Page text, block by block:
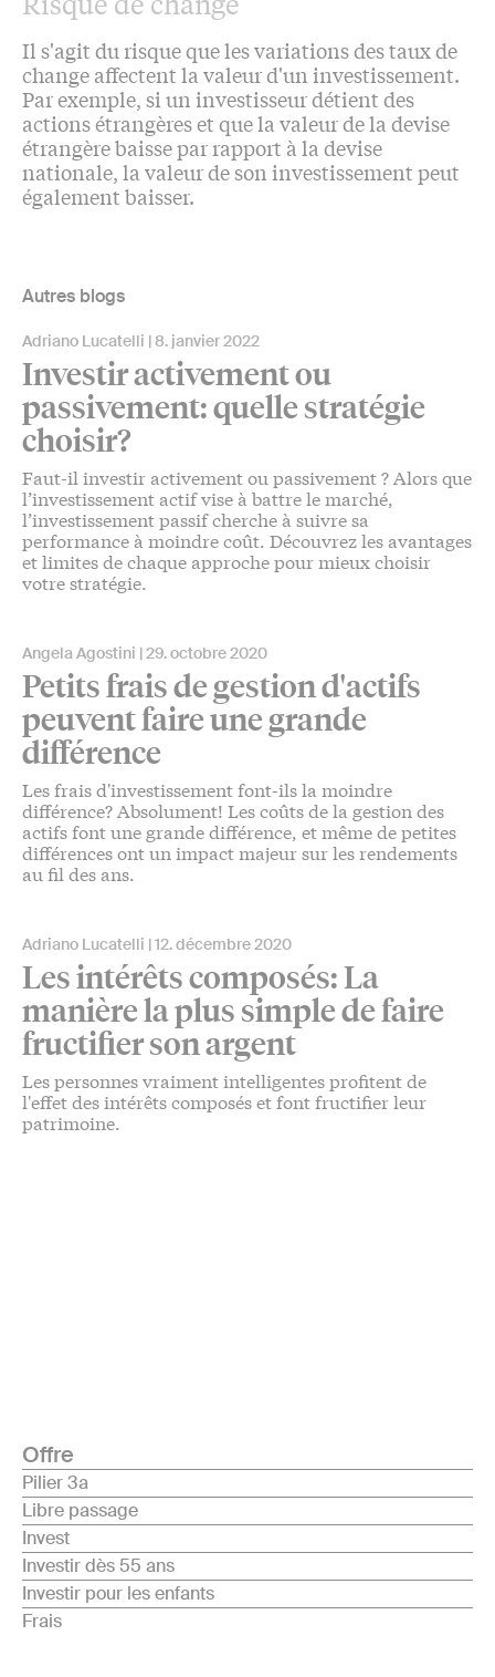
Il s'agit du risque que les variations des taux de
change affectent la valeur d'un investissement.
Par exemple, si un investisseur détient des
actions étrangères et que la valeur de la devise
étrangère baisse par rapport à la devise
nationale, la valeur de son investissement peut
également baisser.
Autres blogs
Adriano Lucatelli 8. janvier 2022
Investir activement ou
passivement: quelle stratégie
choisir?
Faut-il investir activement ou passivement ? Alors que
l’investissement actif vise à battre le marché,
l’investissement passif cherche à suivre sa
performance à moindre coût. Découvrez les avantages
et limites de chaque approche pour mieux choisir
votre stratégie.
Angela Agostini 29. octobre 2020
Petits frais de gestion d'actifs
peuvent faire une grande
différence
Les frais d'investissement font-ils la moindre
différence? Absolument! Les coûts de la gestion des
actifs font une grande différence, et même de petites
différences ont un impact majeur sur les rendements
au fil des ans.
Adriano Lucatelli 12. décembre 2020
Les intérêts composés: La
manière la plus simple de faire
fructifier son argent
Les personnes vraiment intelligentes profitent de
l'effet des intérêts composés et font fructifier leur
patrimoine.
Offre
Pilier 3a
Libre passage
Invest
Investir dès 55 ans
Investir pour les enfants
Frais